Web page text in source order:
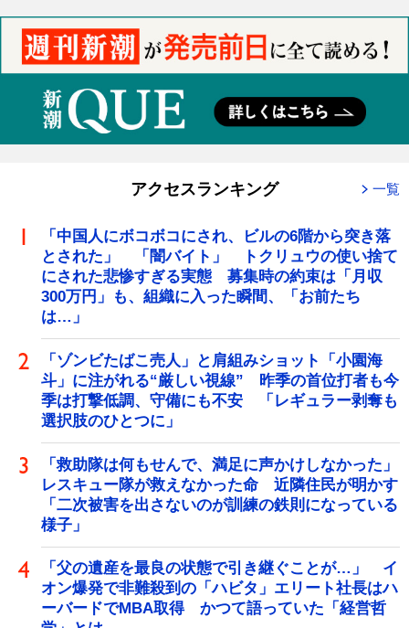
アクセスランキング 一覧
「中国人にボコボコにされ、ビルの6階から突き落
とされた」 「闇バイト」 トクリュウの使い捨て
にされた悲惨すぎる実態 募集時の約束は「月収
300万円」も、組織に入った瞬間、「お前たち
は…」
「ゾンビたばこ売人」と肩組みショット「小園海
斗」に注がれる“厳しい視線” 昨季の首位打者も今
季は打撃低調、守備にも不安 「レギュラー剥奪も
選択肢のひとつに」
「救助隊は何もせんで、満足に声かけしなかった」
レスキュー隊が救えなかった命 近隣住民が明かす
「二次被害を出さないのが訓練の鉄則になっている
様子」
「父の遺産を最良の状態で引き継ぐことが…」 イ
オン爆発で非難殺到の「ハビタ」エリート社長はハ
ーバードでMBA取得 かつて語っていた「経営哲